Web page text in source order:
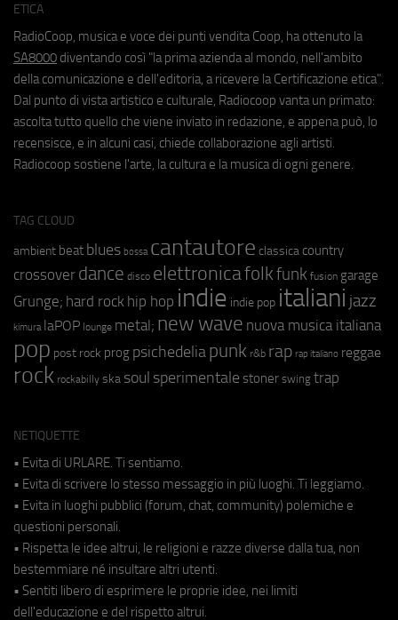
ETICA
RadioCoop, musica e voce dei punti vendita Coop, ha ottenuto la
SA8000 diventando così "la prima azienda al mondo, nell'ambito
della comunicazione e dell'editoria, a ricevere la Certificazione etica".
Dal punto di vista artistico e culturale, Radiocoop vanta un primato:
ascolta tutto quello che viene inviato in redazione, e appena può, lo
recensisce, e in alcuni casi, chiede collaborazione agli artisti.
Radiocoop sostiene l'arte, la cultura e la musica di ogni genere.
TAG CLOUD
ambient beat blues bossa cantautore classica country
crossover dance disco elettronicafolkfunk fusion garage
Grunge; hard rock hip hop indie indie pop italiani jazz
kimura laPOP lounge metal; new wave nuova musica italiana
pop post rock prog psichedeliapunk r&b rap rap italiano reggae
rock rockabilly ska soul sperimentale stoner swing trap
NETIQUETTE
• Evita di URLARE. Ti sentiamo.
• Evita di scrivere lo stesso messaggio in più luoghi. Ti leggiamo.
• Evita in luoghi pubblici (forum, chat, community) polemiche e
questioni personali.
• Rispetta le idee altrui, le religioni e razze diverse dalla tua, non
bestemmiare né insultare altri utenti.
• Sentiti libero di esprimere le proprie idee, nei limiti
dell'educazione e del rispetto altrui.